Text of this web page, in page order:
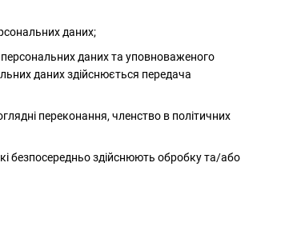
даних;
даних та уповноваженого
даних здійснюється передача
переконання, членство в політичних
безпосередньо здійснюють обробку та/або